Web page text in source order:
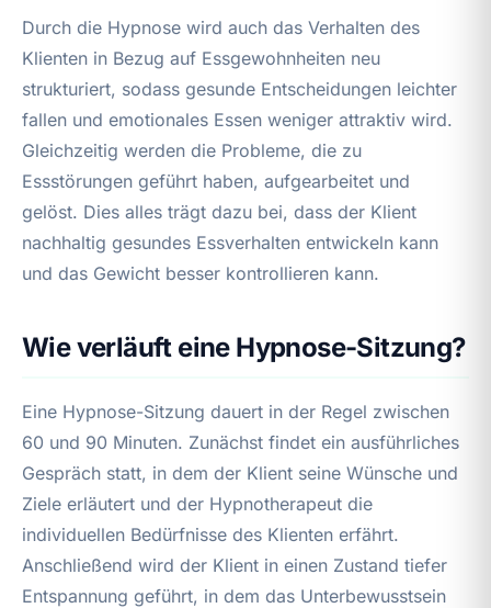
Durch die Hypnose wird auch das Verhalten des
Klienten in Bezug auf Essgewohnheiten neu
strukturiert, sodass gesunde Entscheidungen leichter
fallen und emotionales Essen weniger attraktiv wird.
Gleichzeitig werden die Probleme, die zu
Essstörungen geführt haben, aufgearbeitet und
gelöst. Dies alles trägt dazu bei, dass der Klient
nachhaltig gesundes Essverhalten entwickeln kann
und das Gewicht besser kontrollieren kann.
Wie verläuft eine Hypnose-Sitzung?
Eine Hypnose-Sitzung dauert in der Regel zwischen
60 und 90 Minuten. Zunächst findet ein ausführliches
Gespräch statt, in dem der Klient seine Wünsche und
Ziele erläutert und der Hypnotherapeut die
individuellen Bedürfnisse des Klienten erfährt.
Anschließend wird der Klient in einen Zustand tiefer
Entspannung geführt, in dem das Unterbewusstsein